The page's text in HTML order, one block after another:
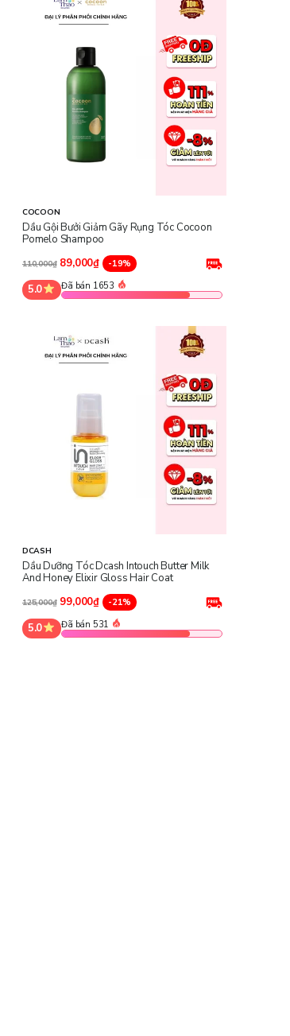
COCOON
Dầu Gội Bưởi Giảm Gãy Rụng Tóc Cocoon
Pomelo Shampoo
110,000₫ 89,000₫ -19%
5.0 Đã bán 1653
DCASH
Dầu Dưỡng Tóc Dcash Intouch Butter Milk
And Honey Elixir Gloss Hair Coat
125,000₫ 99,000₫ -21%
5.0 Đã bán 531